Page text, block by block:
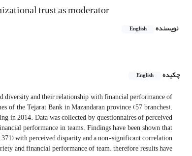
trust as moderator
نویسنده English
چکیده
English
diversity and their relationship with financial performance of
of the Tejarat Bank in Mazandaran province (57 branches).
in 2014. Data was collected by questionnaires of perceived
performance in teams. Findings have been shown that
with perceived disparity and a non-significant correlation
and financial performance of team. therefore results have